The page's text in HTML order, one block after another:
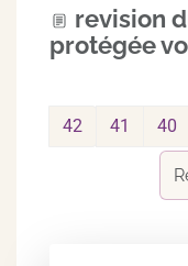
revision
protégée
40
41
42